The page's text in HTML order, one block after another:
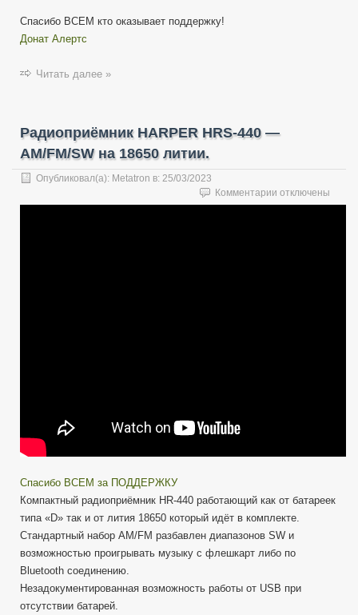
Спасибо ВСЕМ кто оказывает поддержку!
Донат Алертс
Читать далее »
Радиоприёмник HARPER HRS-440 —
AM/FM/SW на 18650 литии.
Опубликовал(а): Metatron в: 25/03/2023
Комментарии к
записи
отключены
Спасибо ВСЕМ за ПОДДЕРЖКУ
Компактный радиоприёмник HR-440 работающий как от батареек
типа «D» так и от лития 18650 который идёт в комплекте.
Стандартный набор AM/FM разбавлен диапазонов SW и
возможностью проигрывать музыку с флешкарт либо по
Bluetooth соединению.
Незадокументированная возможность работы от USB при
отсутствии батарей.